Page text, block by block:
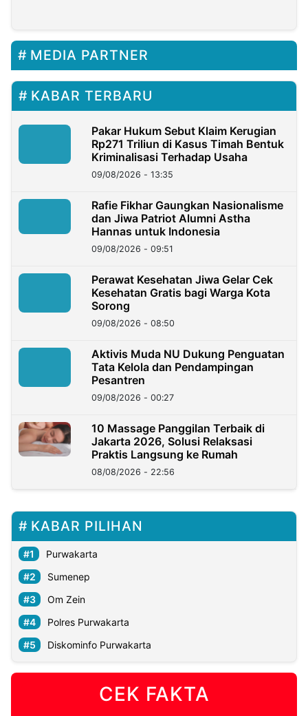
MEDIA PARTNER
KABAR TERBARU
Pakar Hukum Sebut Klaim Kerugian
Rp271 Triliun di Kasus Timah Bentuk
Kriminalisasi Terhadap Usaha
09/08/2026 - 13:35
Rafie Fikhar Gaungkan Nasionalisme
dan Jiwa Patriot Alumni Astha
Hannas untuk Indonesia
09/08/2026 - 09:51
Perawat Kesehatan Jiwa Gelar Cek
Kesehatan Gratis bagi Warga Kota
Sorong
09/08/2026 - 08:50
Aktivis Muda NU Dukung Penguatan
Tata Kelola dan Pendampingan
Pesantren
09/08/2026 - 00:27
10 Massage Panggilan Terbaik di
Jakarta 2026, Solusi Relaksasi
Praktis Langsung ke Rumah
08/08/2026 - 22:56
KABAR PILIHAN
Purwakarta
Sumenep
Om Zein
Polres Purwakarta
Diskominfo Purwakarta
CEK FAKTA